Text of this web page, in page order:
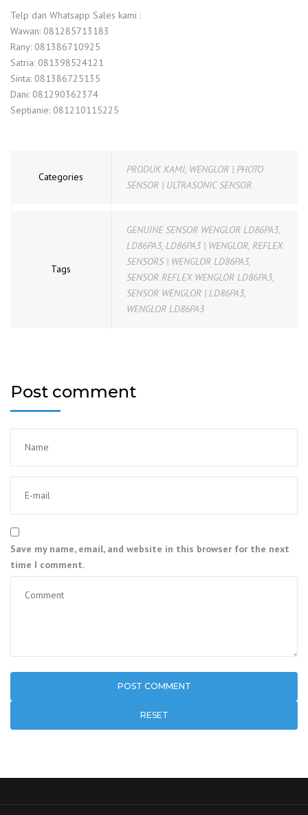
Telp dan Whatsapp Sales kami :
Wawan: 081285713183
Rany: 081386710925
Satria: 081398524121
Sinta: 081386725135
Dani: 081290362374
Septianie: 081210115225
Categories
PRODUK KAMI, WENGLOR | PHOTO
SENSOR | ULTRASONIC SENSOR
Tags
GENUINE SENSOR WENGLOR LD86PA3,
LD86PA3, LD86PA3 | WENGLOR, REFLEX
SENSORS | WENGLOR LD86PA3,
SENSOR REFLEX WENGLOR LD86PA3,
SENSOR WENGLOR | LD86PA3,
WENGLOR LD86PA3
Post comment
Save my name, email, and website in this browser for the next
time I comment.
RESET